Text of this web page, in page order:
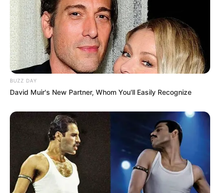
BUZZ DAY
David Muir's New Partner, Whom You'll Easily Recognize